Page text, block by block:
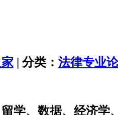
| 分类： 法律专业
学、数据、经济